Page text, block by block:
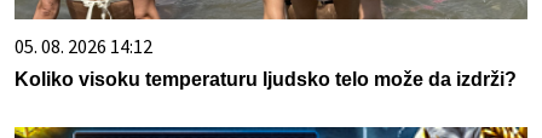
05. 08. 2026 14:12
Koliko visoku temperaturu ljudsko telo može da izdrži?